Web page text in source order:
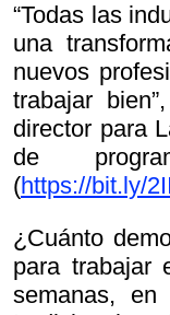
“Todas las
una
nuevos
trabajar
director para
de
(https://bit.ly/
¿Cuánto
para trabajar
semanas,